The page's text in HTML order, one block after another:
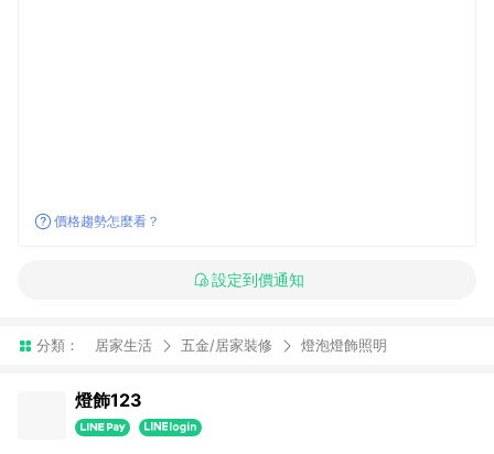
價格趨勢怎麼看？
設定到價通知
分類： 居家生活 五金/居家裝修 燈泡燈飾照明
燈飾123